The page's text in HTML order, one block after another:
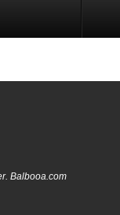
Balbooa.com